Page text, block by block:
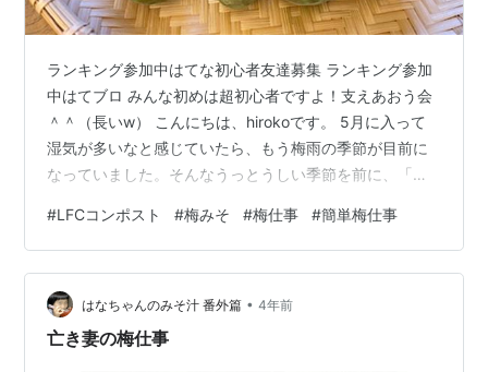
ランキング参加中はてな初心者友達募集 ランキング参加
中はてブロ みんな初めは超初心者ですよ！支えあおう会
＾＾（長いw） こんにちは、hirokoです。 5月に入って
湿気が多いなと感じていたら、もう梅雨の季節が目前に
なっていました。そんなうっとうしい季節を前に、「梅
のコンポストをしていますが、その「LFCコンポスト」
のサイトに出ていたLFCカルチャーデザイン部のレシピ
がとても簡単で美味しそうに見えたのでトライしてみま
した。 hiroko-ny.hatenadiary.com hiroko-
ny.hatenadiary.com hiroko-n…
#LFCコンポスト #梅みそ #梅仕事 #簡単梅仕事
はなちゃんのみそ汁 番外篇 • 4年前
亡き妻の梅仕事